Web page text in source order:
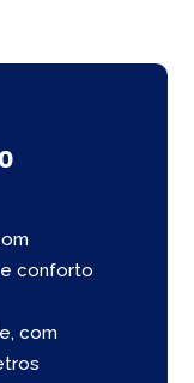
e conforto
com